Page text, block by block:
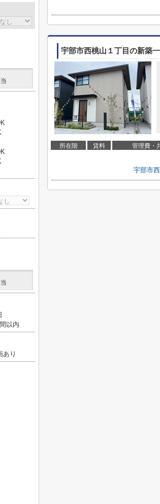
宇部市西桃山１丁目の新築
所在階 賃料 管理費・
宇部市
以内
あり